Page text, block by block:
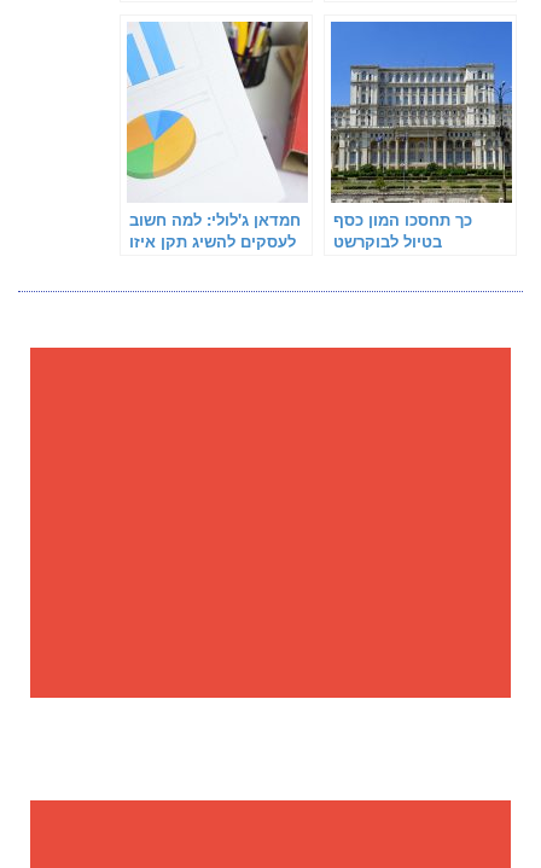
חמדאן ג'לולי: למה חשוב
לעסקים להשיג תקן איזו
כך תחסכו המון כסף
בטיול לבוקרשט